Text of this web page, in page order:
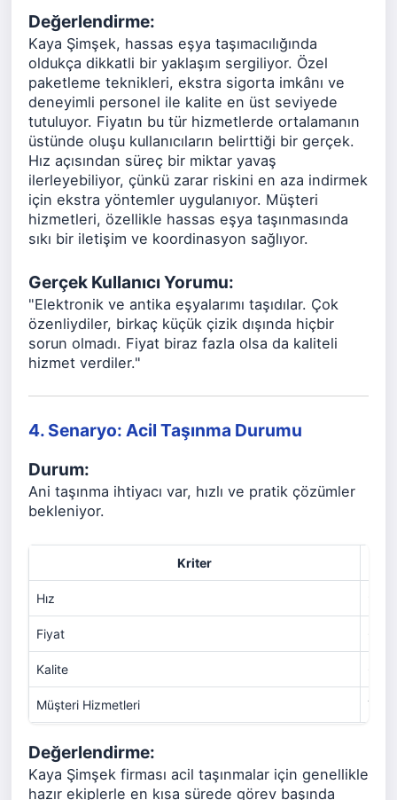
Değerlendirme:
Kaya Şimşek, hassas eşya taşımacılığında
oldukça dikkatli bir yaklaşım sergiliyor. Özel
paketleme teknikleri, ekstra sigorta imkânı ve
deneyimli personel ile kalite en üst seviyede
tutuluyor. Fiyatın bu tür hizmetlerde ortalamanın
üstünde oluşu kullanıcıların belirttiği bir gerçek.
Hız açısından süreç bir miktar yavaş
ilerleyebiliyor, çünkü zarar riskini en aza indirmek
için ekstra yöntemler uygulanıyor. Müşteri
hizmetleri, özellikle hassas eşya taşınmasında
sıkı bir iletişim ve koordinasyon sağlıyor.
Gerçek Kullanıcı Yorumu:
"Elektronik ve antika eşyalarımı taşıdılar. Çok
özenliydiler, birkaç küçük çizik dışında hiçbir
sorun olmadı. Fiyat biraz fazla olsa da kaliteli
hizmet verdiler."
4. Senaryo: Acil Taşınma Durumu
Durum:
Ani taşınma ihtiyacı var, hızlı ve pratik çözümler
bekleniyor.
Kriter
Hız
Fiyat
Kalite
Müşteri Hizmetleri 7
Değerlendirme:
Kaya Şimşek firması acil taşınmalar için genellikle
hazır ekiplerle en kısa sürede görev başında